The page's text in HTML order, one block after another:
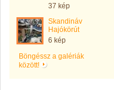
37 kép
Skandináv
Hajókörút
6 kép
Böngéssz a galériák
között!